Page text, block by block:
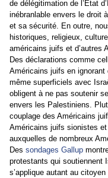
de délégitimation de l’État
inébranlable envers le droit
et sa sécurité. En outre,
historiques, religieux,
américains juifs et d’autres
Des déclarations comme
Américains juifs en ignorant
même superficiels avec
obligent à ne pas soutenir
envers les Palestiniens.
couplage des Américains
Américains juifs sionistes
auxquelles de nombreux
Des sondages Gallup
protestants qui soutiennent
s’applique autant au